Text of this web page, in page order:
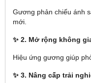
Gương phản chiếu ánh
mới.
✨ 2. Mở rộng không
Hiệu ứng gương giúp
✨ 3. Nâng cấp trải